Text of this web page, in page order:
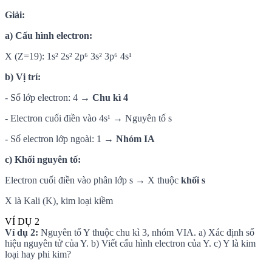
Giải:
a) Cấu hình electron:
X (Z=19): 1s² 2s² 2p⁶ 3s² 3p⁶ 4s¹
b) Vị trí:
- Số lớp electron: 4 → Chu kì 4
- Electron cuối điền vào 4s¹ → Nguyên tố s
- Số electron lớp ngoài: 1 → Nhóm IA
c) Khối nguyên tố:
Electron cuối điền vào phân lớp s → X thuộc khối s
X là Kali (K), kim loại kiềm
VÍ DỤ 2
Ví dụ 2: Nguyên tố Y thuộc chu kì 3, nhóm VIA. a) Xác định số
hiệu nguyên tử của Y. b) Viết cấu hình electron của Y. c) Y là kim
loại hay phi kim?